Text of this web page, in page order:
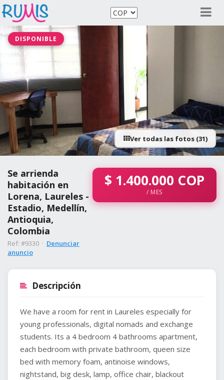
DISPONIBLE
Ver todas las fotos (31)
Se arrienda
habitación en
Lorena, Laureles -
Estadio, Medellín,
Antioquia,
Colombia
Ref: #9330 · Denunciar
anuncio
$ 1.400.000 COP
/ MES
Descripción
We have a room for rent in Laureles especially for
young professionals, digital nomads and exchange
students. Its a 4 bedroom 4 bathrooms apartment,
each bedroom with private bathroom, queen size
bed with memory foam, antinoise windows,
nightstand, big desk, lamp, office chair, blackout